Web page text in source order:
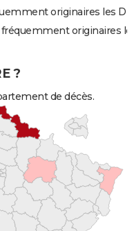
originaires les
originaires
?
de décès.